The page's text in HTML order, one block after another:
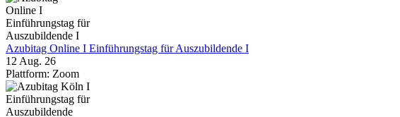
Azubitag Online I Einführungstag für Auszubildende I
12 Aug. 26
Plattform: Zoom